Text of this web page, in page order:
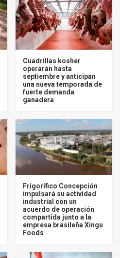
Cuadrillas kosher
operarán hasta
septiembre y anticipan
una nueva temporada de
fuerte demanda
ganadera
Frigorífico Concepción
impulsará su actividad
industrial con un
acuerdo de operación
compartida junto a la
empresa brasileña Xingu
Foods